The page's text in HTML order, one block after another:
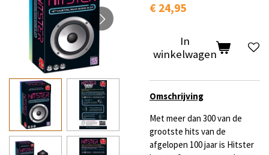
€ 24,95
In
winkelwagen
Omschrijving
Met meer dan 300 van de
grootste hits van de
afgelopen 100 jaar is Hitster